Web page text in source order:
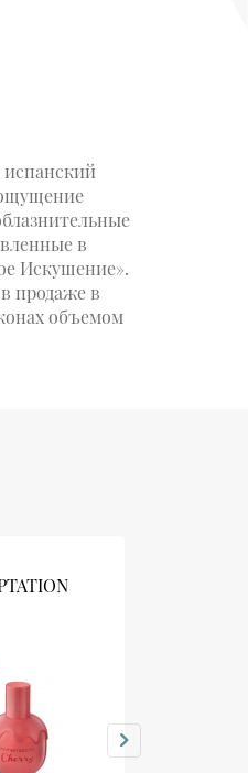
испанский
ощущение
в
Искушение».
продаже в
объемом